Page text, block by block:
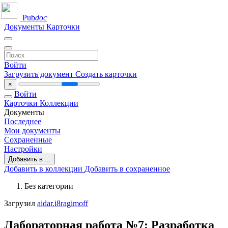
Pubdoc
Документы Карточки
Войти
Загрузить документ Создать карточки
×
Войти
Карточки Коллекции
Документы
Последнее
Мои документы
Сохраненные
Настройки
Добавить в ...
Добавить в коллекции Добавить в сохраненное
Без категории
Загрузил aidar.i8ragimoff
Лабораторная работа №7: Разработка